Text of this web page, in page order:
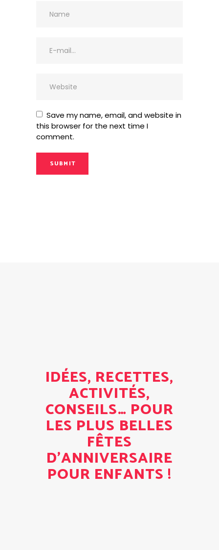
Save my name, email, and website in
this browser for the next time I
comment.
SUBMIT
IDÉES, RECETTES,
ACTIVITÉS,
CONSEILS… POUR
LES PLUS BELLES
FÊTES
D'ANNIVERSAIRE
POUR ENFANTS !